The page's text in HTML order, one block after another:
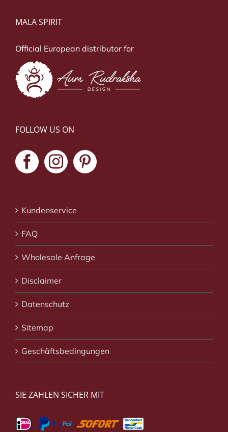
MALA SPIRIT
Official European distributor for
FOLLOW US ON
Kundenservice
FAQ
Wholesale Anfrage
Disclaimer
Datenschutz
Sitemap
Geschäftsbedingungen
SIE ZAHLEN SICHER MIT